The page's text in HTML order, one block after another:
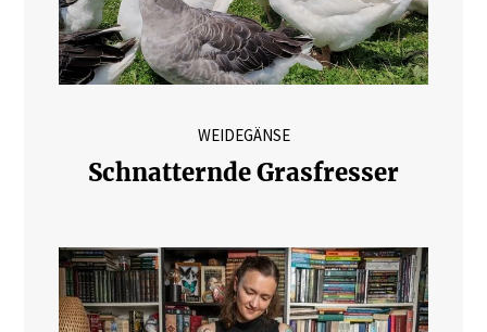
WEIDEGÄNSE
Schnatternde Grasfresser